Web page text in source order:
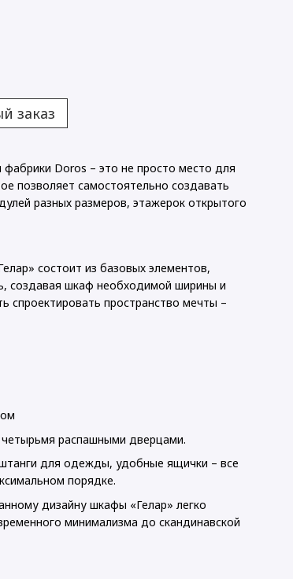
заказ
Doros – это не просто место для
позволяет самостоятельно создавать
разных размеров, этажерок открытого
состоит из базовых элементов,
создавая шкаф необходимой ширины и
спроектировать пространство мечты –
распашными дверцами.
для одежды, удобные ящички – все
порядке.
дизайну шкафы «Гелар» легко
минимализма до скандинавской